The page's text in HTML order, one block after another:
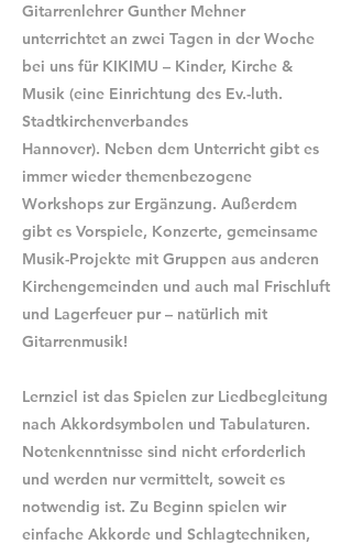
Gitarrenlehrer Gunther Mehner
unterrichtet an zwei Tagen in der Woche
bei uns für KIKIMU – Kinder, Kirche &
Musik (eine Einrichtung des Ev.-luth.
Stadtkirchenverbandes
Hannover). Neben dem Unterricht gibt es
immer wieder themenbezogene
Workshops zur Ergänzung. Außerdem
gibt es Vorspiele, Konzerte, gemeinsame
Musik-Projekte mit Gruppen aus anderen
Kirchengemeinden und auch mal Frischluft
und Lagerfeuer pur – natürlich mit
Gitarrenmusik!
Lernziel ist das Spielen zur Liedbegleitung
nach Akkordsymbolen und Tabulaturen.
Notenkenntnisse sind nicht erforderlich
und werden nur vermittelt, soweit es
notwendig ist. Zu Beginn spielen wir
einfache Akkorde und Schlagtechniken,